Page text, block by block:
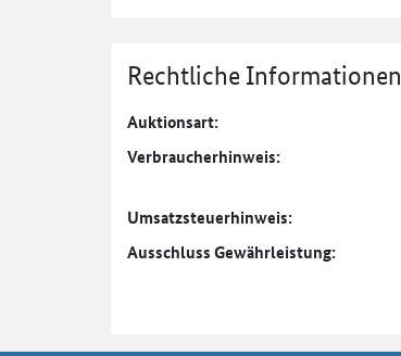
Rechtliche Informationen
Auktionsart:
Verbraucher­hinweis:
Umsatzsteuer­hinweis:
Ausschluss Gewährleistung: